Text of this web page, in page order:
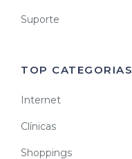
Suporte
TOP CATEGORIAS
Internet
Clínicas
Shoppings